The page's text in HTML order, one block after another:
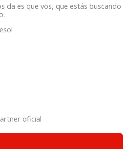
da es que vos, que estás buscando
oficial